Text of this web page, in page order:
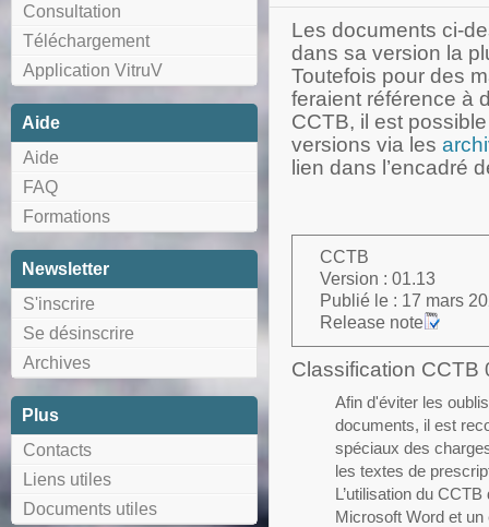
Consultation
Téléchargement
Application VitruV
Aide
Aide
FAQ
Formations
Newsletter
S'inscrire
Se désinscrire
Archives
Plus
Contacts
Liens utiles
Documents utiles
Les documents ci-
dans sa version la
Toutefois pour des
feraient référence à
CCTB, il est
versions via les
lien dans l’encadré
CCTB
Version : 01.13
Publié le : 17 mars
Release note :
Classification
Afin d'éviter les
documents, il est
spéciaux des
les textes de
L’utilisation du
Microsoft Word et